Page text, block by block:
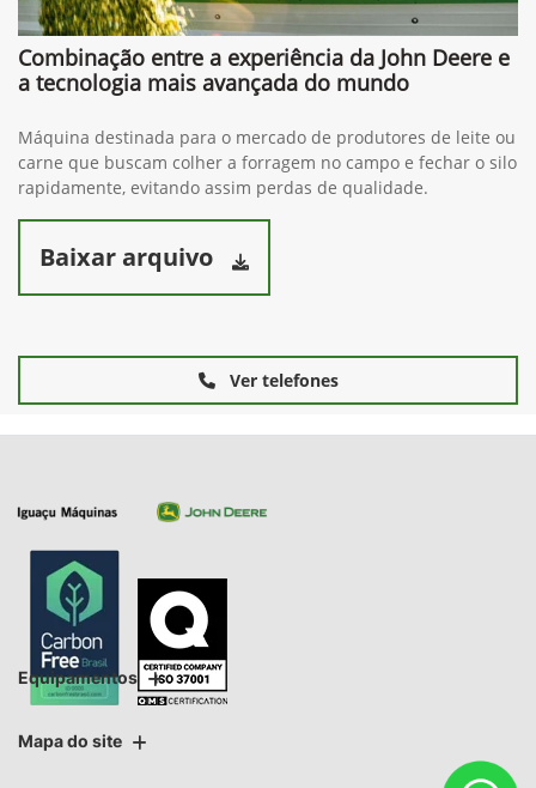
Combinação entre a experiência da John Deere e
a tecnologia mais avançada do mundo
Máquina destinada para o mercado de produtores de leite ou
carne que buscam colher a forragem no campo e fechar o silo
rapidamente, evitando assim perdas de qualidade.
Baixar arquivo
Ver telefones
Equipamentos
Mapa do site